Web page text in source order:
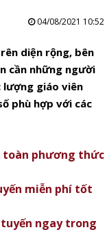
04/08/2021 10:52
diện rộng, bên
cần những người
lượng giáo viên
phù hợp với các
toàn phương thức
miễn phí tốt
tuyến ngay trong